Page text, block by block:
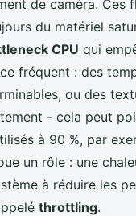
de caméra. Ces
du matériel
CPU qui
fréquent : des
ou des
- cela peut
à 90 %, par
un rôle : une
à réduire les
throttling.